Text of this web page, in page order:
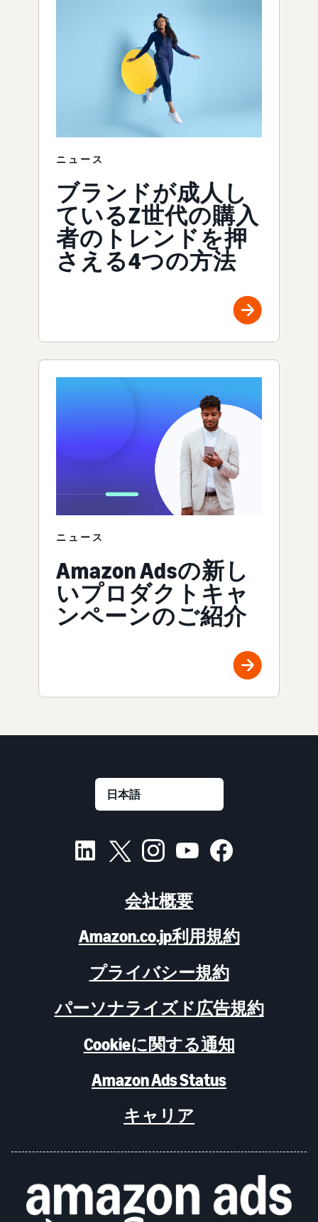
ニュース
ブランドが成人し
ているZ世代の購入
者のトレンドを押
さえる4つの方法
ニュース
Amazon Adsの新し
いプロダクトキャ
ンペーンのご紹介
会社概要
Amazon.co.jp利用規約
プライバシー規約
パーソナライズド広告規約
Cookieに関する通知
Amazon Ads Status
キャリア